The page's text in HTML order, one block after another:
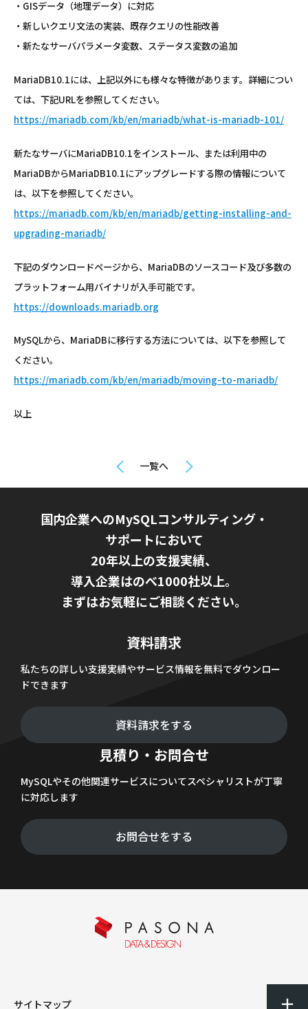
・GISデータ（地理データ）に対応
・新しいクエリ文法の実装、既存クエリの性能改善
・新たなサーバパラメータ変数、ステータス変数の追加
MariaDB10.1には、上記以外にも様々な特徴があります。詳細につい
ては、下記URLを参照してください。
https://mariadb.com/kb/en/mariadb/what-is-mariadb-101/
新たなサーバにMariaDB10.1をインストール、または利用中の
MariaDBからMariaDB10.1にアップグレードする際の情報について
は、以下を参照してください。
https://mariadb.com/kb/en/mariadb/getting-installing-and-
upgrading-mariadb/
下記のダウンロードページから、MariaDBのソースコード及び多数の
プラットフォーム用バイナリが入手可能です。
https://downloads.mariadb.org
MySQLから、MariaDBに移行する方法については、以下を参照して
ください。
https://mariadb.com/kb/en/mariadb/moving-to-mariadb/
以上
一覧へ
国内企業へのMySQLコンサルティング・
サポートにおいて
20年以上の支援実績、
導入企業はのべ1000社以上。
まずはお気軽にご相談ください。
資料請求
私たちの詳しい支援実績やサービス情報を無料でダウンロー
ドできます
資料請求をする
見積り・お問合せ
MySQLやその他関連サービスについてスペシャリストが丁寧
に対応します
お問合せをする
サイトマップ